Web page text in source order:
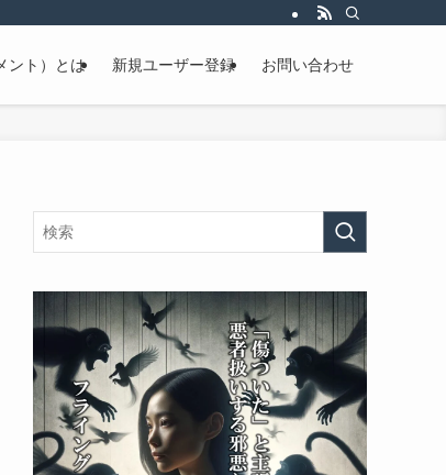
ント）とは 新規ユーザー登録 お問い合わせ